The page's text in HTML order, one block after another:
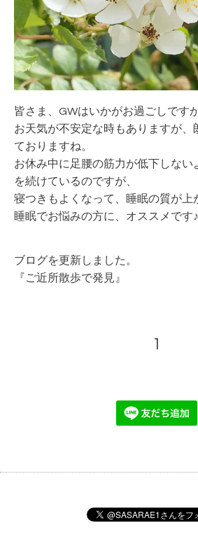
皆さま、GWはいかがお過ごしですか
お天気が不安定な時もありますが、
ておりますね。
お休み中に足腰の筋力が低下しない
を続けているのですが、
寝つきもよくなって、睡眠の質が上
睡眠でお悩みの方に、オススメです♪
ブログを更新しました。
『 ご近所散歩で発見』
1